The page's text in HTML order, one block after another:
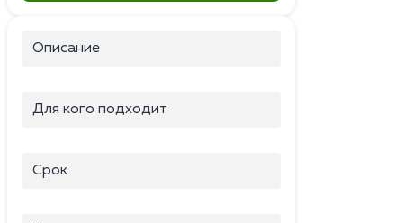
Описание
Для кого подходит
Срок